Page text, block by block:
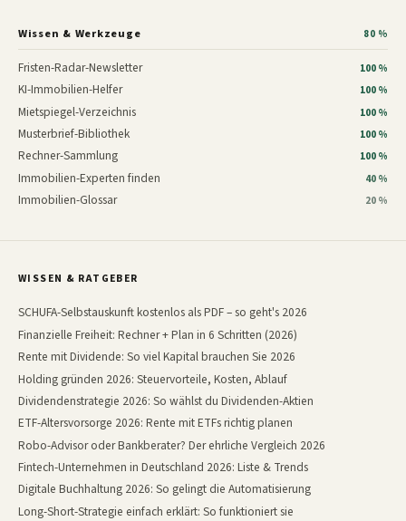
Wissen & Werkzeuge 80 %
Fristen-Radar-Newsletter 100 %
KI-Immobilien-Helfer 100 %
Mietspiegel-Verzeichnis 100 %
Musterbrief-Bibliothek 100 %
Rechner-Sammlung 100 %
Immobilien-Experten finden 40 %
Immobilien-Glossar 20 %
WISSEN & RATGEBER
SCHUFA-Selbstauskunft kostenlos als PDF – so geht's 2026
Finanzielle Freiheit: Rechner + Plan in 6 Schritten (2026)
Rente mit Dividende: So viel Kapital brauchen Sie 2026
Holding gründen 2026: Steuervorteile, Kosten, Ablauf
Dividendenstrategie 2026: So wählst du Dividenden-Aktien
ETF-Altersvorsorge 2026: Rente mit ETFs richtig planen
Robo-Advisor oder Bankberater? Der ehrliche Vergleich 2026
Fintech-Unternehmen in Deutschland 2026: Liste & Trends
Digitale Buchhaltung 2026: So gelingt die Automatisierung
Long-Short-Strategie einfach erklärt: So funktioniert sie